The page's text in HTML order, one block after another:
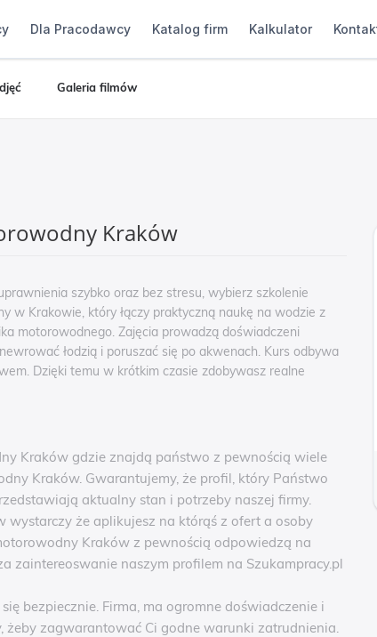
Dla Pracodawcy Katalog firm Kalkulator
Galeria filmów
Kraków
szybko oraz bez stresu, wybierz szkolenie
w Krakowie, który łączy praktyczną naukę na wodzie z
motorowodnego. Zajęcia prowadzą doświadczeni
łodzią i poruszać się po akwenach. Kurs odbywa
Dzięki temu w krótkim czasie zdobywasz realne
Kraków gdzie znajdą państwo z pewnością wiele
Kraków. Gwarantujemy, że profil, który Państwo
aktualny stan i potrzeby naszej firmy.
wystarczy że aplikujesz na którąś z ofert a osoby
Kraków z pewnością odpowiedzą na
zaintereoswanie naszym profilem na Szukampracy.pl
bezpiecznie. Firma, ma ogromne doświadczenie i
żeby zagwarantować Ci godne warunki zatrudnienia.